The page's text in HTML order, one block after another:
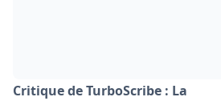
Critique de TurboScribe : La